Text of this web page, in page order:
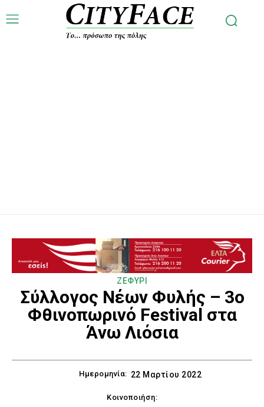
ΖΕΦΥΡΙ
Σύλλογος Νέων Φυλής – 3ο
Φθινοπωρινό Festival στα
Άνω Λιόσια
Ημερομηνία: 22 Μαρτίου 2022
Κοινοποιήση: